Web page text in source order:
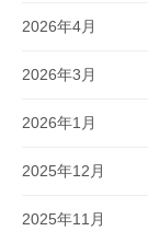
2026年4月
2026年3月
2026年1月
2025年12月
2025年11月